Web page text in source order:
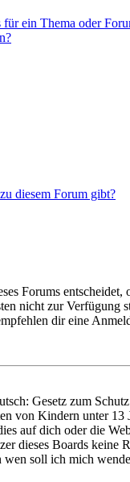
für ein Thema oder
diesem Forum gibt?
Forums
nicht zur
dir eine
Gesetz zum
von Kindern unter
auf dich oder die
dieses Boards keine
soll ich mich